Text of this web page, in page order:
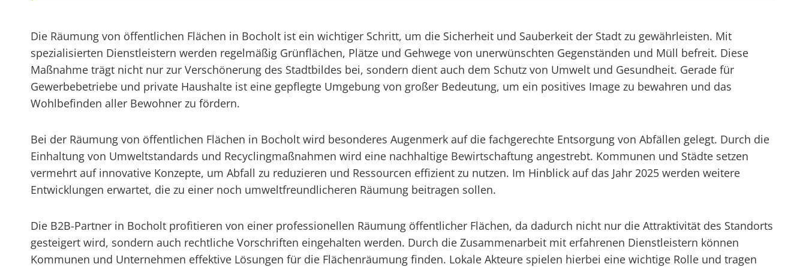
Die Räumung von öffentlichen Flächen in Bocholt ist ein wichtiger Schritt, um die Sicherheit und Sauberkeit der Stadt zu gewährleisten. Mit
spezialisierten Dienstleistern werden regelmäßig Grünflächen, Plätze und Gehwege von unerwünschten Gegenständen und Müll befreit. Diese
Maßnahme trägt nicht nur zur Verschönerung des Stadtbildes bei, sondern dient auch dem Schutz von Umwelt und Gesundheit. Gerade für
Gewerbebetriebe und private Haushalte ist eine gepflegte Umgebung von großer Bedeutung, um ein positives Image zu bewahren und das
Wohlbefinden aller Bewohner zu fördern.
Bei der Räumung von öffentlichen Flächen in Bocholt wird besonderes Augenmerk auf die fachgerechte Entsorgung von Abfällen gelegt. Durch die
Einhaltung von Umweltstandards und Recyclingmaßnahmen wird eine nachhaltige Bewirtschaftung angestrebt. Kommunen und Städte setzen
vermehrt auf innovative Konzepte, um Abfall zu reduzieren und Ressourcen effizient zu nutzen. Im Hinblick auf das Jahr 2025 werden weitere
Entwicklungen erwartet, die zu einer noch umweltfreundlicheren Räumung beitragen sollen.
Die B2B-Partner in Bocholt profitieren von einer professionellen Räumung öffentlicher Flächen, da dadurch nicht nur die Attraktivität des Standorts
gesteigert wird, sondern auch rechtliche Vorschriften eingehalten werden. Durch die Zusammenarbeit mit erfahrenen Dienstleistern können
Kommunen und Unternehmen effektive Lösungen für die Flächenräumung finden. Lokale Akteure spielen hierbei eine wichtige Rolle und tragen